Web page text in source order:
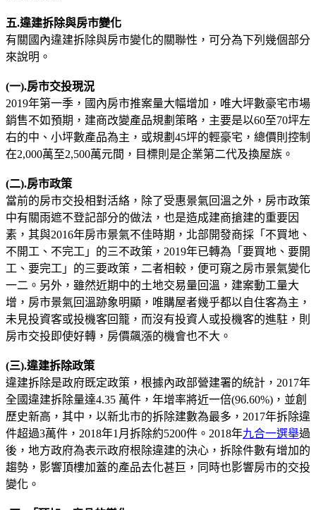
五.違建拆除與房市變化
有關國內違建拆除與房市變化的關聯性，可分為下列幾個部分
來說明。
(一).房市交投現況
2019年第一季，國內房市推案量大幅增加，唯大坪數豪宅市場
銷售不如預期，建商改變產品規劃策略，主要是以60至70坪左
右的中、小坪數產品為主，或規劃45坪的輕豪宅，總價則控制
在2,000萬至2,500萬元間，目標則是企業第二代及換屋族。
(二).房市政策
當前的房市交投相對活絡，除了受惠景氣回溫之外，房市政策
中有關雨遮不登記部分的做法，也是造成建商搶建的重要因
素，其與2016年房市景氣不佳時期，北部開發商採「不買地、
不開工、不完工」的三不政策，2019年已轉為「要買地、要開
工、要完工」的三要政策，二者相較，便可窺之房市景氣變化
一二。另外，雖然近期中的土地交易量回溫，建案動工量大
增，房市景氣回溫跡象明顯，唯購屋者幾乎都以自住客為主，
未見投資客或投機客回籠，而沒有投資人或投機客的進駐，則
房市交投即使好轉，房價飆漲的機會也不大。
(三).違建拆除政策
違建拆除是政府既定政策，根據內政部營建署的統計，2017年
全國違建拆除量達4.35 萬件，年增率將近一倍(96.60%)，並創
歷史新高，其中，以新北市的拆除建數為最多，2017年拆除違
件超過3萬件，2018年1月拆除約5200件。2018年九合一選舉過
後，地方政府為表示政府根除違建的決心，拆除件數有增加的
趨勢，影響頂樓加蓋的產品去化甚巨，同時也影響房市的交投
變化。